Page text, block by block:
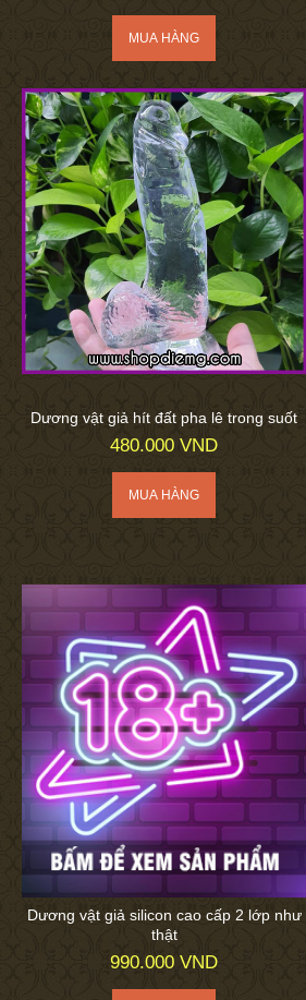
Dương vật giả hít đất pha lê trong suốt
480.000 VND
Dương vật giả silicon cao cấp 2 lớp như
thật
990.000 VND